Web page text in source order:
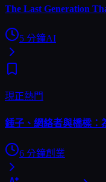
The Last Generation
5 分鐘AI
現正熱門
錘子、網絡者與橋樑：
6 分鐘創業